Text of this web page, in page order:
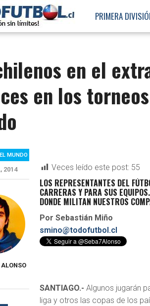
PRIMERA
en el
en los
Veces leído este post: 55
LOS REPRESENTANTES DEL
CARRERAS Y PARA SUS
DONDE MILITAN NUESTROS
Por Sebastián Miño
smino@todofutbol.cl
SANTIAGO.- Algunos jugarán
liga y otros las copas de los
MUNDO
2014